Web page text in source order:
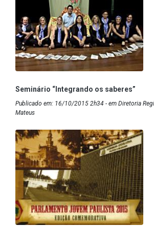
Seminário “Integrando os saberes”
Publicado em: 16/10/2015 2h34 - em Diretoria
Mateus